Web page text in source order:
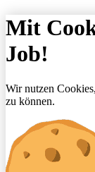
Mit
Job!
Wir nutzen
zu können.